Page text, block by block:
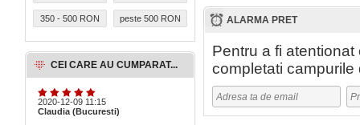
350 - 500 RON peste 500 RON
CEI CARE AU CUMPARAT...
2020-12-09 11:15
Claudia (Bucuresti)
ALARMA PRET
Pentru a fi
completati campurile